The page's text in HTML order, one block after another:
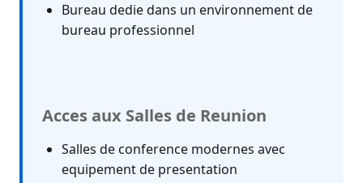
Bureau dedie dans un environnement de
bureau professionnel
Acces aux Salles de Reunion
Salles de conference modernes avec
equipement de presentation